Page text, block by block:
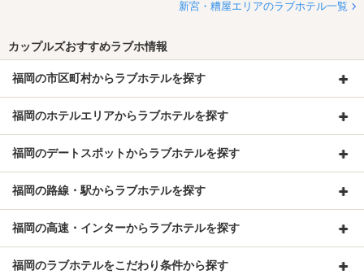
新宮・糟屋エリアのラブホテル一覧
カップルズおすすめラブホ情報
福岡の市区町村からラブホテルを探す
福岡のホテルエリアからラブホテルを探す
福岡のデートスポットからラブホテルを探す
福岡の路線・駅からラブホテルを探す
福岡の高速・インターからラブホテルを探す
福岡のラブホテルをこだわり条件から探す